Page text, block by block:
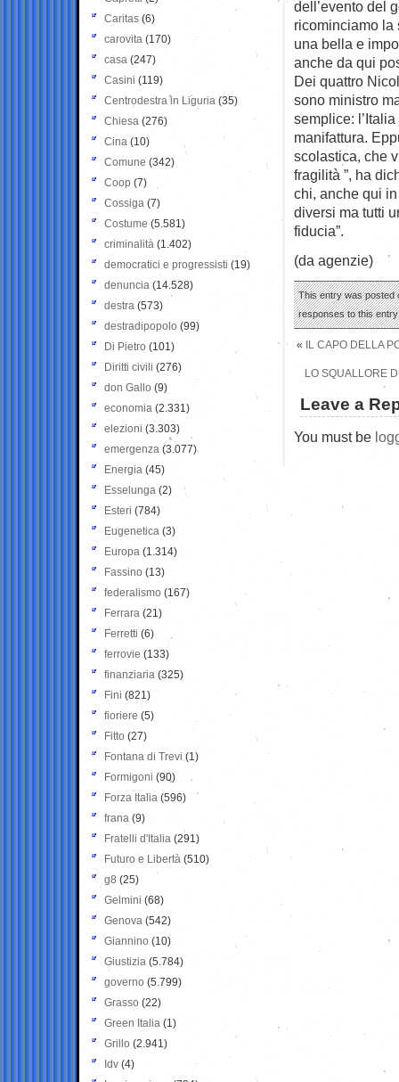
dell’evento del
ricominciamo la
una bella e
anche da qui
Dei quattro
sono ministro
semplice:
manifattura.
scolastica, che
fragilità ”, ha
chi, anche qui
diversi ma tutti
fiducia”.
(da agenzie)
This entry was posted
responses to this
« IL CAPO DELLA
LO SQUALLORE
Leave a
You must be
Caritas (6)
carovita (170)
casa (247)
Casini (119)
Centrodestra in Liguria (35)
Chiesa (276)
Cina (10)
Comune (342)
Coop (7)
Cossiga (7)
Costume (5.581)
criminalità (1.402)
democratici e progressisti (19)
denuncia (14.528)
destra (573)
destradipopolo (99)
Di Pietro (101)
Diritti civili (276)
don Gallo (9)
economia (2.331)
elezioni (3.303)
emergenza (3.077)
Energia (45)
Esselunga (2)
Esteri (784)
Eugenetica (3)
Europa (1.314)
Fassino (13)
federalismo (167)
Ferrara (21)
Ferretti (6)
ferrovie (133)
finanziaria (325)
Fini (821)
fioriere (5)
Fitto (27)
Fontana di Trevi (1)
Formigoni (90)
Forza Italia (596)
frana (9)
Fratelli d'Italia (291)
Futuro e Libertà (510)
g8 (25)
Gelmini (68)
Genova (542)
Giannino (10)
Giustizia (5.784)
governo (5.799)
Grasso (22)
Green Italia (1)
Grillo (2.941)
Idv (4)